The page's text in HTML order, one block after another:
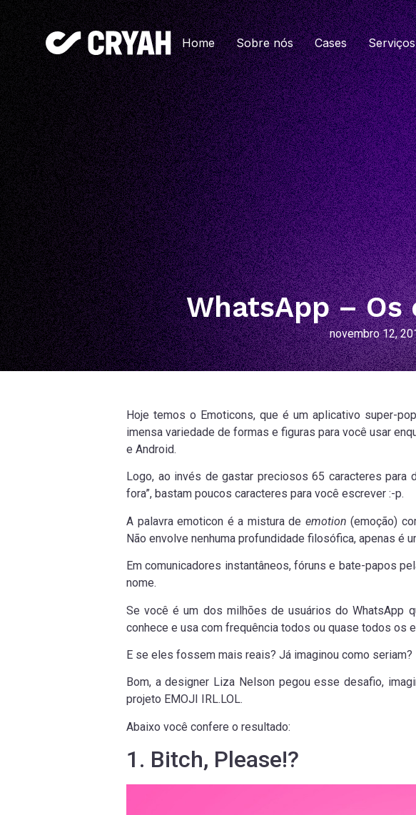
Home Sobre nós Cases Serviços
WhatsApp –
novembro 12,
Hoje temos o Emoticons, que é um aplicativo super-
imensa variedade de formas e figuras para você usar
e Android.
Logo, ao invés de gastar preciosos 65 caracteres
fora”, bastam poucos caracteres para você escrever :-p.
A palavra emoticon é a mistura de emotion (emoção)
Não envolve nenhuma profundidade filosófica, apenas é
Em comunicadores instantâneos, fóruns e bate-papos
nome.
Se você é um dos milhões de usuários do WhatsApp
conhece e usa com frequência todos ou quase todos os
E se eles fossem mais reais? Já imaginou como seriam?
Bom, a designer Liza Nelson pegou esse desafio,
projeto EMOJI IRL.LOL.
Abaixo você confere o resultado:
1. Bitch, Please!?